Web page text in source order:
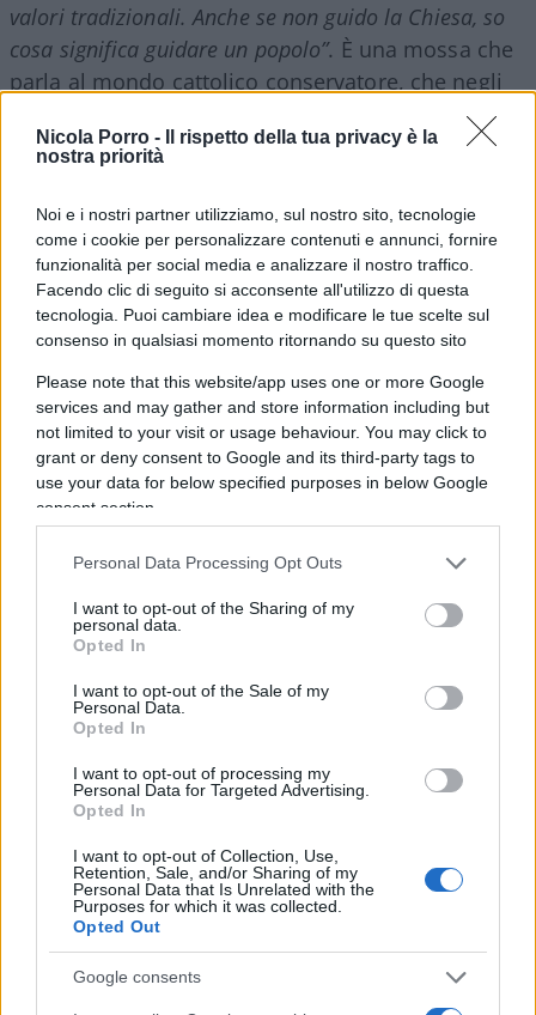
Nicola Porro -
Il rispetto della tua privacy è la
nostra priorità
Noi e i nostri partner utilizziamo, sul nostro sito, tecnologie
come i cookie per personalizzare contenuti e annunci, fornire
funzionalità per social media e analizzare il nostro traffico.
Facendo clic di seguito si acconsente all'utilizzo di questa
tecnologia. Puoi cambiare idea e modificare le tue scelte sul
consenso in qualsiasi momento ritornando su questo sito
Please note that this website/app uses one or more Google
services and may gather and store information including but
not limited to your visit or usage behaviour. You may click to
grant or deny consent to Google and its third-party tags to
use your data for below specified purposes in below Google
consent section.
Personal Data Processing Opt Outs
I want to opt-out of the Sharing of my
personal data.
Opted In
I want to opt-out of the Sale of my
Personal Data.
Opted In
I want to opt-out of processing my
Personal Data for Targeted Advertising.
Opted In
I want to opt-out of Collection, Use,
Retention, Sale, and/or Sharing of my
Personal Data that Is Unrelated with the
Purposes for which it was collected.
Opted Out
Google consents
valori tradizionali. Anche se non guido la Chiesa, so
cosa significa guidare un popolo”. È una mossa che
parla al mondo cattolico conservatore, che negli
ultimi anni ha cercato riferimenti più solidi, meno
ambigui, più “forti”.
Messaggio ai cardinali?
Un messaggio diretto ai cardinali? Viene da
pensarlo. Nel momento in cui si avvicina il
Conclave, l’immagine assume un altro peso. È un
monito implicito
: attenzione a chi metterete sul
trono di Pietro. Trump si propone come modello
alternativo di leadership, fondato su decisione,
identità chiara, opposizione al relativismo e ai
compromessi.
In un mondo diviso, secondo questa visione,
serve unaguida che non tentenni
Papa “moderato” potrebbe significare perdere il
legame con una parte consistente del popolo
cattolico globale.
non per deriderla, come qualcuno potrebbe
pensare, ma perassorbirne il potere simbolico
È la rappresentazione visiva di una leadership che
si vuole sacra, incorruttibile, inattaccabile. Ma è